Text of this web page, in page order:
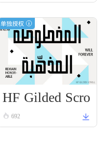
单独授权
HF Gilded Scro
ll 692